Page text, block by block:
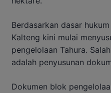
Berdasarkan dasar
Kalteng kini mulai
pengelolaan Tahura.
adalah penyusunan
Dokumen blok